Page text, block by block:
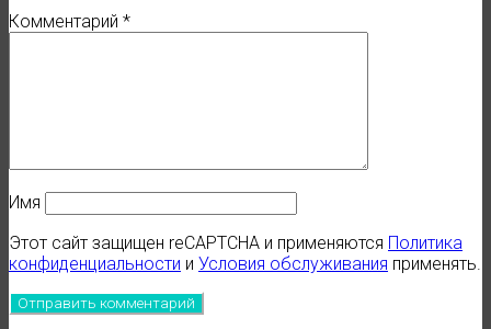
Комментарий *
Имя
Этот сайт защищен reCAPTCHA и применяются Политика
конфиденциальности и Условия обслуживания применять.